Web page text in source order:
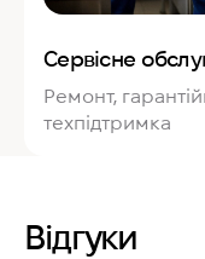
Сервісне
Ремонт,
техпідтримка
Відгуки